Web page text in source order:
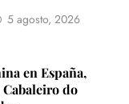
5 agosto, 2026
en España,
do